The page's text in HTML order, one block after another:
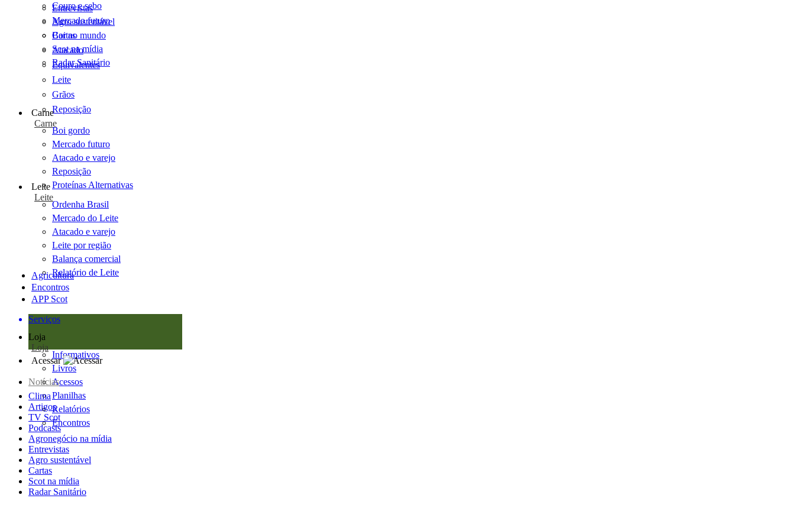
Entrevistas
Agro sustentável
Cartas
Scot na mídia
Radar Sanitário
Couro e sebo
Mercado futuro
Boi no mundo
Atacado
Equivalentes
Leite
Grãos
Reposição
Carne
Carne
Boi gordo
Mercado futuro
Atacado e varejo
Reposição
Proteínas Alternativas
Leite
Leite
Ordenha Brasil
Mercado do Leite
Atacado e varejo
Leite por região
Balança comercial
Relatório de Leite
Agricultura
Encontros
APP Scot
Serviços
Loja
Loja
Informativos
Livros
Acessos
Planilhas
Relatórios
Encontros
Acessar
Notícias
Clima
Artigos
TV Scot
Podcasts
Agronegócio na mídia
Entrevistas
Agro sustentável
Cartas
Scot na mídia
Radar Sanitário